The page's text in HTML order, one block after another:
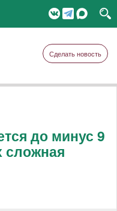
Сделать новость
до минус 9
сложная